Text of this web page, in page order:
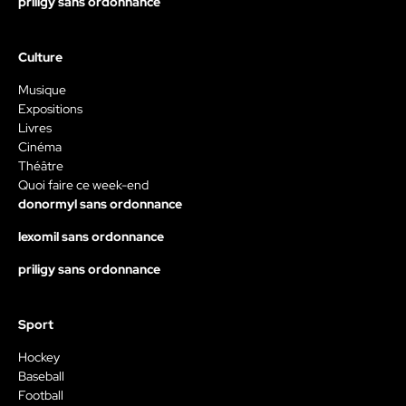
Culture
Musique
Expositions
Livres
Cinéma
Théâtre
Quoi faire ce week-end
donormyl sans ordonnance
lexomil sans ordonnance
priligy sans ordonnance
Sport
Hockey
Baseball
Football